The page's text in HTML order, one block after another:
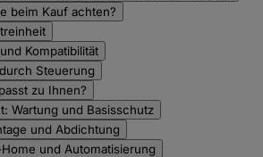
beim Kauf achten?
Kompatibilität
Steuerung
zu Ihnen?
Wartung und Basisschutz
und Abdichtung
und Automatisierung